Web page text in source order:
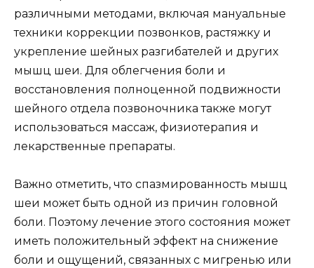
различными методами, включая мануальные
техники коррекции позвонков, растяжку и
укрепление шейных разгибателей и других
мышц шеи. Для облегчения боли и
восстановления полноценной подвижности
шейного отдела позвоночника также могут
использоваться массаж, физиотерапия и
лекарственные препараты.
Важно отметить, что спазмированность мышц
шеи может быть одной из причин головной
боли. Поэтому лечение этого состояния может
иметь положительный эффект на снижение
боли и ощущений, связанных с мигренью или